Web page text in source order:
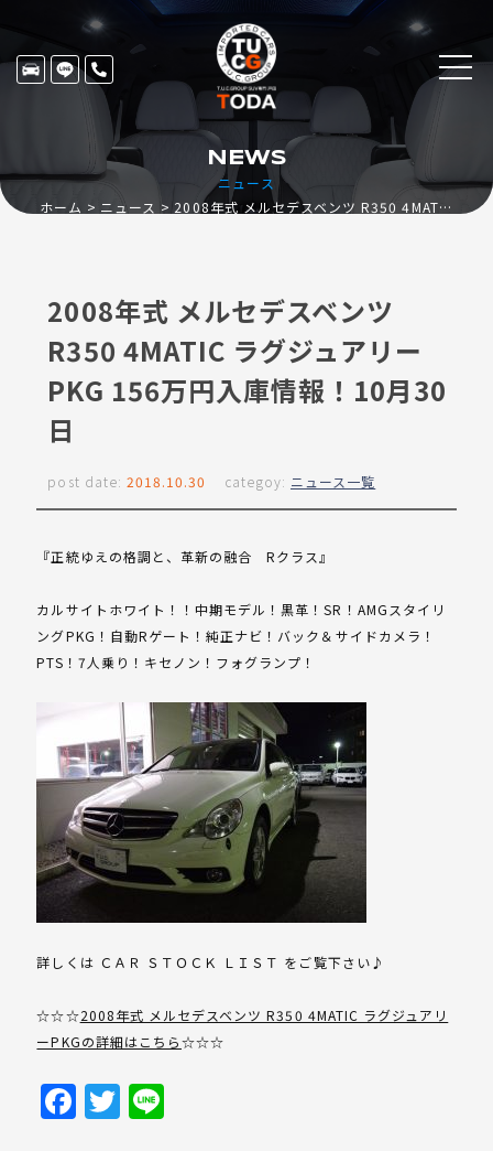
ニュース
NEWS
ホーム ニュース 2008年式 メルセデスベンツ R350 4MATIC ラグジュアリーPKG 156万円入庫情報！10月30日
2008年式 メルセデスベンツ
R350 4MATIC ラグジュアリー
PKG 156万円入庫情報！10月30
日
post date: 2018.10.30 categoy: ニュース一覧
『正統ゆえの格調と、革新の融合 Rクラス』
カルサイトホワイト！！中期モデル！黒革！SR！AMGスタイリ
ングPKG！自動Rゲート！純正ナビ！バック＆サイドカメラ！
PTS！7人乗り！キセノン！フォグランプ！
詳しくは ＣＡＲ ＳＴＯＣＫ ＬＩＳＴ をご覧下さい♪
☆☆☆2008年式 メルセデスベンツ R350 4MATIC ラグジュアリ
ーPKGの詳細はこちら☆☆☆
Facebook
Twitter